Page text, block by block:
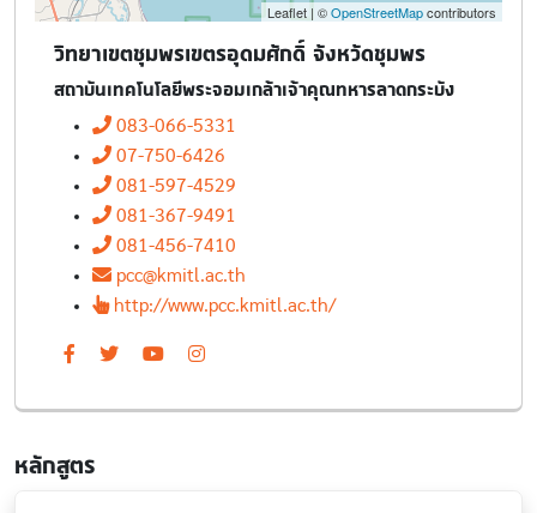
Leaflet | ©OpenStreetMapcontributors
วิทยาเขตชุมพรเขตรอุดมศักดิ์ จังหวัดชุมพร
สถาบันเทคโนโลยีพระจอมเกล้าเจ้าคุณทหารลาดกระบัง
083-066-5331
07-750-6426
081-597-4529
081-367-9491
081-456-7410
pcc@kmitl.ac.th
http://www.pcc.kmitl.ac.th/
หลักสูตร